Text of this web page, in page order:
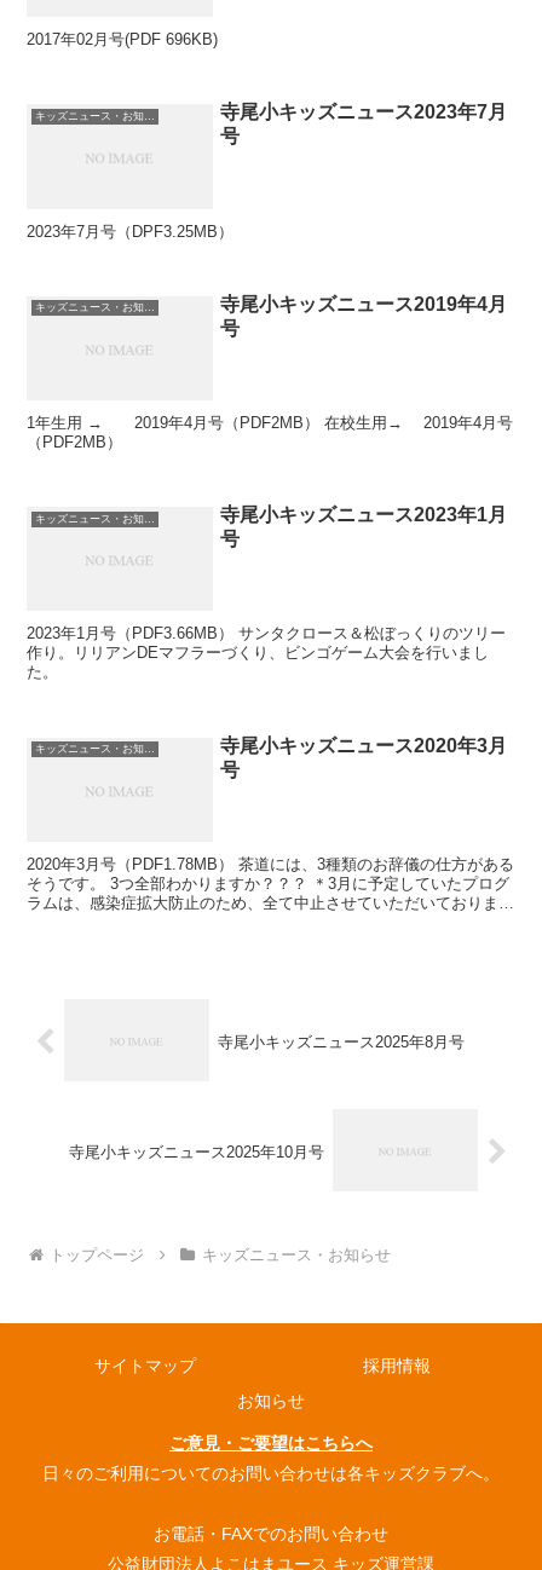
2017年02月号(PDF 696KB)
寺尾小キッズニュース2023年7月
号
2023年7月号（DPF3.25MB）
キッズニュース・お知らせ
寺尾小キッズニュース2019年4月
号
1年生用 → 2019年4月号（PDF2MB） 在校生用→ 2019年4月号
（PDF2MB）
寺尾小キッズニュース2023年1月
号
2023年1月号（PDF3.66MB） サンタクロース＆松ぼっくりのツリー
作り。リリアンDEマフラーづくり、ビンゴゲーム大会を行いまし
た。
キッズニュース・お知らせ
寺尾小キッズニュース2020年3月
号
2020年3月号（PDF1.78MB） 茶道には、3種類のお辞儀の仕方がある
そうです。 3つ全部わかりますか？？？ ＊3月に予定していたプログ
ラムは、感染症拡大防止のため、全て中止させていただいておりま
寺尾小キッズニュース2025年8月号
寺尾小キッズニュース2025年10月号
トップページ キッズニュース・お知らせ
サイトマップ
採用情報
お知らせ
ご意見・ご要望はこちらへ
日々のご利用についてのお問い合わせは各キッズクラブへ。
お電話・FAXでのお問い合わせ
公益財団法人よこはまユース キッズ運営課